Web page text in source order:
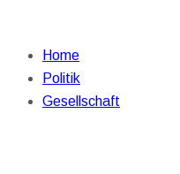
Home
Politik
Gesellschaft